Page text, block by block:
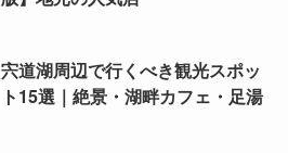
宍道湖周辺で行くべき観光スポッ
ト15選｜絶景・湖畔カフェ・足湯